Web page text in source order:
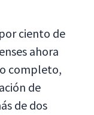
ciento de
ahora
completo,
de
de dos